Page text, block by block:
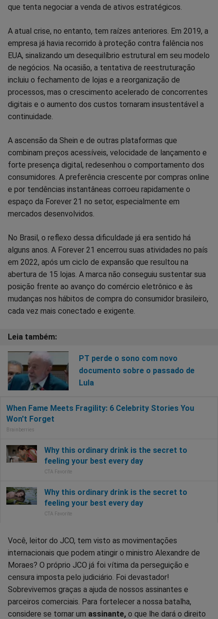
que tenta negociar a venda de ativos estratégicos.
A atual crise, no entanto, tem raízes anteriores. Em 2019, a
empresa já havia recorrido à proteção contra falência nos
EUA, sinalizando um desequilíbrio estrutural em seu modelo
de negócios. Na ocasião, a tentativa de reestruturação
incluiu o fechamento de lojas e a reorganização de
processos, mas o crescimento acelerado de concorrentes
digitais e o aumento dos custos tornaram insustentável a
continuidade.
A ascensão da Shein e de outras plataformas que
combinam preços acessíveis, velocidade de lançamento e
forte presença digital, redesenhou o comportamento dos
consumidores. A preferência crescente por compras online
e por tendências instantâneas corroeu rapidamente o
espaço da Forever 21 no setor, especialmente em
mercados desenvolvidos.
No Brasil, o reflexo dessa dificuldade já era sentido há
alguns anos. A Forever 21 encerrou suas atividades no país
em 2022, após um ciclo de expansão que resultou na
abertura de 15 lojas. A marca não conseguiu sustentar sua
posição frente ao avanço do comércio eletrônico e às
mudanças nos hábitos de compra do consumidor brasileiro,
cada vez mais conectado e exigente.
PT perde o sono com novo
documento sobre o passado de
Lula
Você, leitor do JCO, tem visto as movimentações
internacionais que podem atingir o ministro Alexandre de
Moraes? O próprio JCO já foi vítima da perseguição e
censura imposta pelo judiciário. Foi devastador!
Sobrevivemos graças a ajuda de nossos assinantes e
parceiros comerciais. Para fortelecer a nossa batalha,
considere se tornar um assinante, o que lhe dará o direito